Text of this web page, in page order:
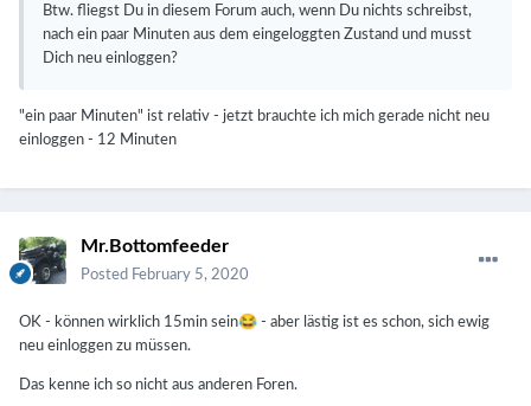
Btw. fliegst Du in diesem Forum auch, wenn Du nichts schreibst,
nach ein paar Minuten aus dem eingeloggten Zustand und musst
Dich neu einloggen?
"ein paar Minuten" ist relativ - jetzt brauchte ich mich gerade nicht neu
einloggen - 12 Minuten
Mr.Bottomfeeder
Posted February 5, 2020
OK - können wirklich 15min sein😂 - aber lästig ist es schon, sich ewig
neu einloggen zu müssen.
Das kenne ich so nicht aus anderen Foren.